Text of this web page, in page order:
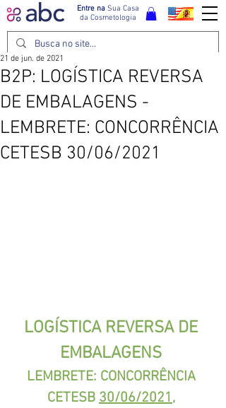
Entre naSua Casa
da Cosmetologia
B2P: LOGÍSTICA REVERSA
DE EMBALAGENS -
LEMBRETE: CONCORRÊNCIA
CETESB 30/06/2021
21 de jun. de 2021
LOGÍSTICA REVERSA DE
EMBALAGENS
LEMBRETE: CONCORRÊNCIA
CETESB 30/06/2021,